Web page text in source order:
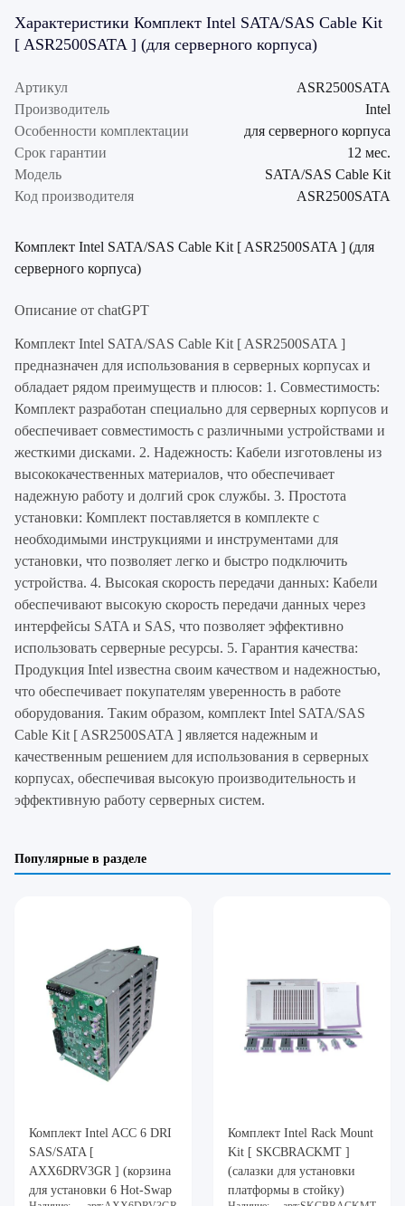
Характеристики Комплект Intel SATA/SAS Cable Kit
[ ASR2500SATA ] (для серверного корпуса)
Артикул
ASR2500SATA
Производитель
Intel
Особенности комплектации
для серверного корпуса
Срок гарантии
12 мес.
Модель
SATA/SAS Cable Kit
Код производителя
ASR2500SATA
Комплект Intel SATA/SAS Cable Kit [ ASR2500SATA ] (для
серверного корпуса)
Описание от chatGPT
Комплект Intel SATA/SAS Cable Kit [ ASR2500SATA ]
предназначен для использования в серверных корпусах и
обладает рядом преимуществ и плюсов: 1. Совместимость:
Комплект разработан специально для серверных корпусов и
обеспечивает совместимость с различными устройствами и
жесткими дисками. 2. Надежность: Кабели изготовлены из
высококачественных материалов, что обеспечивает
надежную работу и долгий срок службы. 3. Простота
установки: Комплект поставляется в комплекте с
необходимыми инструкциями и инструментами для
установки, что позволяет легко и быстро подключить
устройства. 4. Высокая скорость передачи данных: Кабели
обеспечивают высокую скорость передачи данных через
интерфейсы SATA и SAS, что позволяет эффективно
использовать серверные ресурсы. 5. Гарантия качества:
Продукция Intel известна своим качеством и надежностью,
что обеспечивает покупателям уверенность в работе
оборудования. Таким образом, комплект Intel SATA/SAS
Cable Kit [ ASR2500SATA ] является надежным и
качественным решением для использования в серверных
корпусах, обеспечивая высокую производительность и
эффективную работу серверных систем.
Популярные в разделе
Комплект Intel ACC 6 DRI
SAS/SATA [
AXX6DRV3GR ] (корзина
для установки 6 Hot-Swap
Комплект Intel Rack Mount
Kit [ SKCBRACKMT ]
(салазки для установки
платформы в стойку)